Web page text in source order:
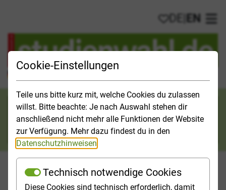
Cookie-Einstellungen
Teile uns bitte kurz mit, welche Cookies du zulassen
willst. Bitte beachte: Je nach Auswahl stehen dir
anschließend nicht mehr alle Funktionen der Website
zur Verfügung. Mehr dazu findest du in den
Datenschutzhinweisen
Technisch notwendige Cookies
Diese Cookies sind technisch erforderlich, damit
My favorites
DE EN
Search category